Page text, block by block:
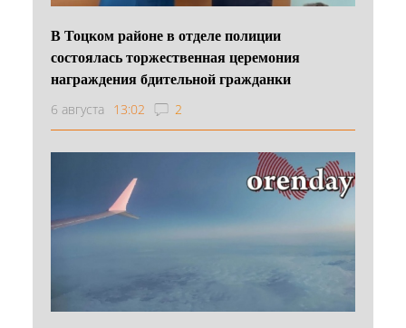
В Тоцком районе в отделе полиции
состоялась торжественная церемония
награждения бдительной гражданки
6 августа 13:02 2